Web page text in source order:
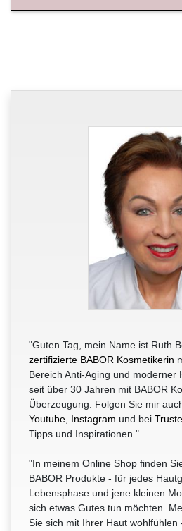
"Guten Tag, mein Name ist Ruth
zertifizierte BABOR Kosmetikerin
Bereich Anti-Aging und moderner
seit über 30 Jahren mit BABOR
Überzeugung. Folgen Sie mir
Youtube Instagram und bei
Tipps und Inspirationen."
"In meinem Online Shop finden
BABOR Produkte - für jedes
Lebensphase und jene kleinen
sich etwas Gutes tun möchten.
Sie sich mit Ihrer Haut wohlfühlen